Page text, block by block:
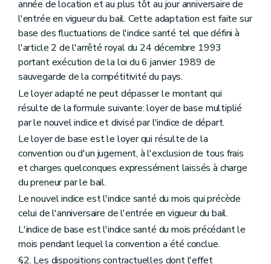
année de location et au plus tôt au jour anniversaire de
l'entrée en vigueur du bail. Cette adaptation est faite sur
base des fluctuations de l'indice santé tel que défini à
l'article 2 de l'arrêté royal du 24 décembre 1993
portant exécution de la loi du 6 janvier 1989 de
sauvegarde de la compétitivité du pays.
Le loyer adapté ne peut dépasser le montant qui
résulte de la formule suivante: loyer de base multiplié
par le nouvel indice et divisé par l'indice de départ.
Le loyer de base est le loyer qui résulte de la
convention ou d'un jugement, à l'exclusion de tous frais
et charges quelconques expressément laissés à charge
du preneur par le bail.
Le nouvel indice est l'indice santé du mois qui précède
celui de l'anniversaire de l'entrée en vigueur du bail.
L'indice de base est l'indice santé du mois précédant le
mois pendant lequel la convention a été conclue.
§2. Les dispositions contractuelles dont l'effet